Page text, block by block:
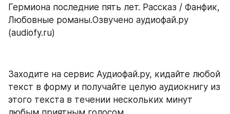
Гермиона последние пять лет. Рассказ / Фанфик,
Любовные романы.Озвучено аудиофай.ру
(audiofy.ru)
Заходите на сервис Аудиофай.ру, кидайте любой
текст в форму и получайте целую аудиокнигу из
этого текста в течении нескольких минут